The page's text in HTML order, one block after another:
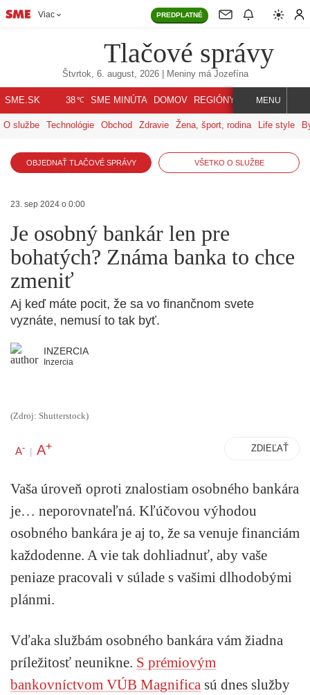
Viac PREDPLATNÉ
Tlačové správy
Štvrtok, 6. august, 2026| Meniny má Jozefína
SME.SK 38℃ SME MINÚTA DOMOV REGIÓNY INDEX SVET
MENU
O službe Technológie Obchod Zdravie Žena, šport, rodina Life style
OBJEDNAŤ TLAČOVÉ SPRÁVY VŠETKO O SLUŽBE
23. sep 2024 o 0:00
Je osobný bankár len pre
bohatých? Známa banka to chce
zmeniť
Aj keď máte pocit, že sa vo finančnom svete
vyznáte, nemusí to tak byť.
INZERCIA
Inzercia
(Zdroj: Shutterstock)
A- | A+ ZDIEĽAŤ
Vaša úroveň oproti znalostiam osobného bankára
je… neporovnateľná. Kľúčovou výhodou
osobného bankára je aj to, že sa venuje financiám
každodenne. A vie tak dohliadnuť, aby vaše
peniaze pracovali v súlade s vašimi dlhodobými
plánmi.
Vďaka službám osobného bankára vám žiadna
príležitosť neunikne. S prémiovým
bankovníctvom VÚB Magnifica sú dnes služby